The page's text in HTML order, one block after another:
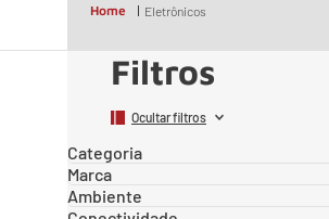
Home Eletrônicos
Filtros
Ocultar filtros
Categoria
Áudio(
Marca
Logitech (5
Ambiente